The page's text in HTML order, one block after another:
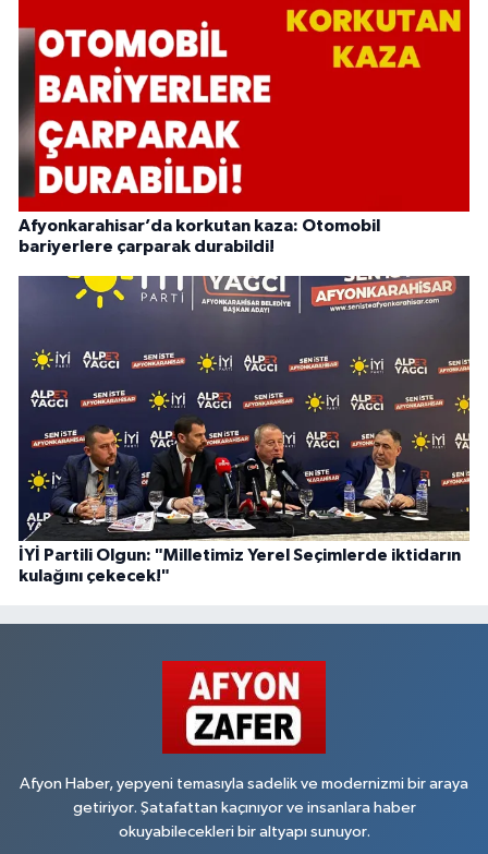
Afyonkarahisar’da korkutan kaza: Otomobil
bariyerlere çarparak durabildi!
İYİ Partili Olgun: "Milletimiz Yerel Seçimlerde iktidarın
kulağını çekecek!"
Afyon Haber, yepyeni temasıyla sadelik ve modernizmi bir araya
getiriyor. Şatafattan kaçınıyor ve insanlara haber
okuyabilecekleri bir altyapı sunuyor.